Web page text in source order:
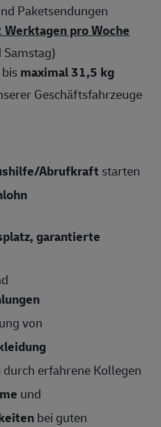
Paketsendungen
Werktagen pro Woche
maximal 31,5 kg
Geschäftsfahrzeuge
Abrufkraft starten
garantierte
von
durch erfahrene Kollegen
und
bei guten